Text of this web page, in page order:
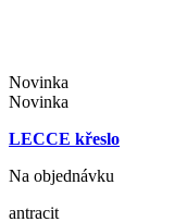
Novinka
Novinka
LECCE křeslo
Na objednávku
antracit